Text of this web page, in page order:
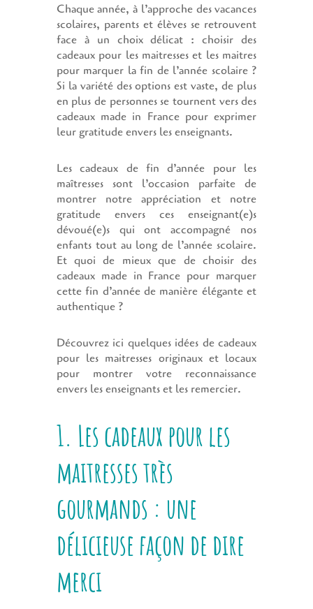
Chaque année, à l’approche des vacances
scolaires, parents et élèves se retrouvent
face à un choix délicat : choisir des
cadeaux pour les maitresses et les maitres
pour marquer la fin de l’année scolaire ?
Si la variété des options est vaste, de plus
en plus de personnes se tournent vers des
cadeaux made in France pour exprimer
leur gratitude envers les enseignants.
Les cadeaux de fin d’année pour les
maîtresses sont l’occasion parfaite de
montrer notre appréciation et notre
gratitude envers ces enseignant(e)s
dévoué(e)s qui ont accompagné nos
enfants tout au long de l’année scolaire.
Et quoi de mieux que de choisir des
cadeaux made in France pour marquer
cette fin d’année de manière élégante et
authentique ?
Découvrez ici quelques idées de cadeaux
pour les maitresses originaux et locaux
pour montrer votre reconnaissance
envers les enseignants et les remercier.
1. Les cadeaux pour les
maitresses très
gourmands : une
délicieuse façon de dire
merci